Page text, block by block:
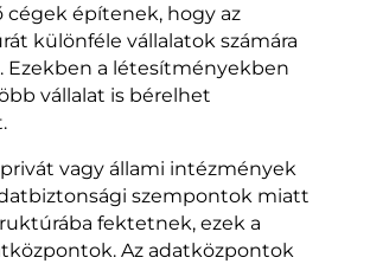
építenek, hogy az
különféle vállalatok számára
Ezekben a létesítményekben
vállalat is bérelhet
vagy állami intézmények
szempontok miatt
fektetnek, ezek a
Az adatközpontok